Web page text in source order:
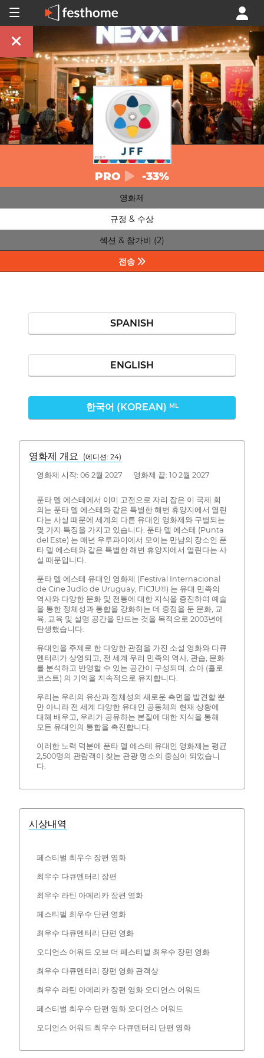
PRO -33%
영화제
규정 & 수상
섹션 & 참가비 (2)
전송
SPANISH
ENGLISH
한국어 (KOREAN) ML
영화제 개요 (에디션: 24)
영화제 시작: 06 2월 2027 영화제 끝: 10 2월 2027
푼타 델 에스테에서 이미 고전으로 자리 잡은 이 국제 회
의는 푼타 델 에스테와 같은 특별한 해변 휴양지에서 열린
다는 사실 때문에 세계의 다른 유대인 영화제와 구별되는
몇 가지 특징을 가지고 있습니다. 푼타 델 에스테 (Punta
del Este) 는 매년 우루과이에서 모이는 만남의 장소인 푼
타 델 에스테와 같은 특별한 해변 휴양지에서 열린다는 사
실 때문입니다.
푼타 델 에스테 유대인 영화제 (Festival Internacional
de Cine Judío de Uruguay, FICJU®) 는 유대 민족의
역사와 다양한 문화 및 전통에 대한 지식을 증진하여 예술
을 통한 정체성과 통합을 강화하는 데 중점을 둔 문화, 교
육, 교육 및 설명 공간을 만드는 것을 목적으로 2003년에
탄생했습니다.
유대인을 주제로 한 다양한 관점을 가진 소설 영화와 다큐
멘터리가 상영되고, 전 세계 우리 민족의 역사, 관습, 문화
를 분석하고 반영할 수 있는 공간이 구성되며, 쇼아 (홀로
코스트) 의 기억을 지속적으로 유지합니다.
우리는 우리의 유산과 정체성의 새로운 측면을 발견할 뿐
만 아니라 전 세계 다양한 유대인 공동체의 현재 상황에
대해 배우고, 우리가 공유하는 본질에 대한 지식을 통해
모든 유대인의 통합을 촉진합니다.
이러한 노력 덕분에 푼타 델 에스테 유대인 영화제는 평균
2,500명의 관람객이 찾는 관광 명소의 중심이 되었습니
다.
시상내역
페스티벌 최우수 장편 영화
최우수 다큐멘터리 장편
최우수 라틴 아메리카 장편 영화
페스티벌 최우수 단편 영화
최우수 다큐멘터리 단편 영화
오디언스 어워드 오브 더 페스티벌 최우수 장편 영화
최우수 다큐멘터리 장편 영화 관객상
최우수 라틴 아메리카 장편 영화 오디언스 어워드
페스티벌 최우수 단편 영화 오디언스 어워드
오디언스 어워드 최우수 다큐멘터리 단편 영화